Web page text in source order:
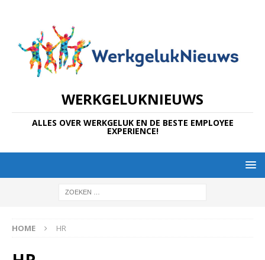
WERKGELUKNIEUWS
ALLES OVER WERKGELUK EN DE BESTE EMPLOYEE
EXPERIENCE!
HOME HR